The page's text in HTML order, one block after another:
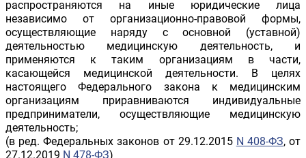
распространяются на иные юридические лица
независимо от организационно-правовой формы,
осуществляющие наряду с основной (уставной)
деятельностью медицинскую деятельность, и
применяются к таким организациям в части,
касающейся медицинской деятельности. В целях
настоящего Федерального закона к медицинским
организациям приравниваются индивидуальные
предприниматели, осуществляющие медицинскую
деятельность;
(в ред. Федеральных законов от 29.12.2015 N 408-ФЗ, от
27.12.2019 N 478-ФЗ)